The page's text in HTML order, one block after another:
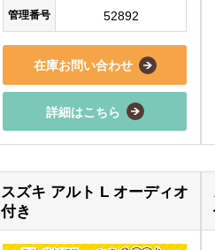
管理番号 52892
在庫お問い合わせ
詳細はこちら
スズキ アルト L オーディオ
付き